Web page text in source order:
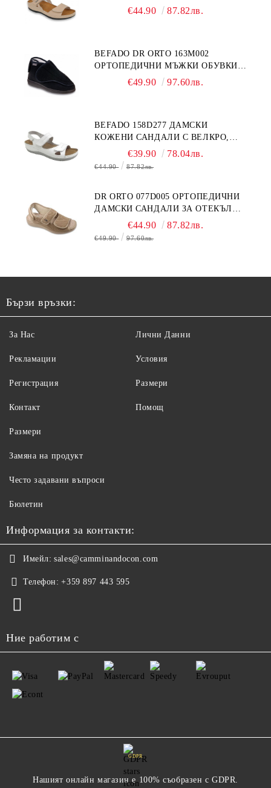
ЕСТЕСТВЕНА КОЖА, БЕЖОВИ
€44.90 87.82лв.
BEFADO DR ORTO 163M002
ОРТОПЕДИЧНИ МЪЖКИ ОБУВКИ
ЗА ГИПСИРАН ИЛИ СВРЪХ
€49.90 97.60лв.
BEFADO 158D277 ДАМСКИ
КОЖЕНИ САНДАЛИ С ВЕЛКРО,
€39.90 78.04лв.
€44.90 87.82лв.
DR ORTO 077D005 ОРТОПЕДИЧНИ
ДАМСКИ САНДАЛИ ЗА ОТЕКЪЛ
КРАК, БЕЖОВИ
€44.90 87.82лв.
€49.90 97.60лв.
Бързи връзки:
За Нас
Рекламации
Регистрация
Контакт
Лични Данни
Условия
Размери
Помощ
Размери
Замяна на продукт
Често задавани въпроси
Бюлетин
Информация за контакти:
Имейл: sales@camminandocon.com
Телефон: +359 897 443 595
Ние работим с
GDPR
Нашият онлайн магазин е 100% съобразен с GDPR.